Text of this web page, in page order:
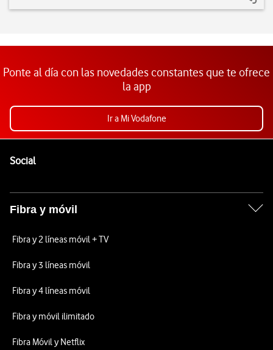
Ponte al día con las novedades constantes que te ofrece
la app
Ir a Mi Vodafone
SocialEnlaces a las redes sociales de Vodafone
Fibra y móvil
Fibra y 2 líneas móvil + TV
Fibra y 3 líneas móvil
Fibra y 4 líneas móvil
Fibra y móvil ilimitado
Fibra Móvil y Netflix